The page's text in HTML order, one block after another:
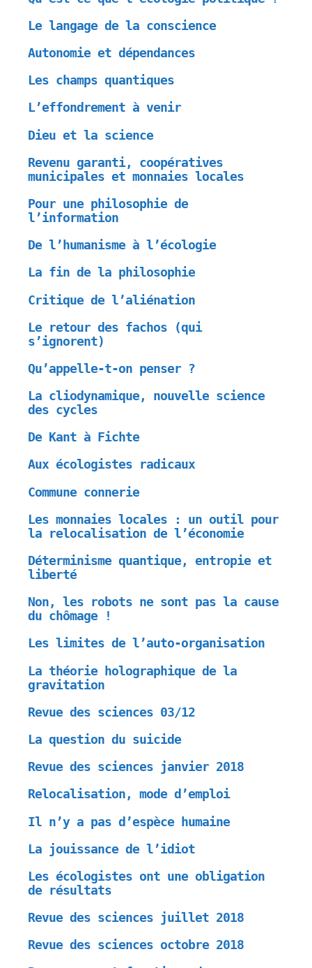
Le langage de la conscience
Autonomie et dépendances
Les champs quantiques
L’effondrement à venir
Dieu et la science
Revenu garanti, coopératives
municipales et monnaies locales
Pour une philosophie de
l’information
De l’humanisme à l’écologie
La fin de la philosophie
Critique de l’aliénation
Le retour des fachos (qui
s’ignorent)
Qu’appelle-t-on penser ?
La cliodynamique, nouvelle science
des cycles
De Kant à Fichte
Aux écologistes radicaux
Commune connerie
Les monnaies locales : un outil pour
la relocalisation de l’économie
Déterminisme quantique, entropie et
liberté
Non, les robots ne sont pas la cause
du chômage !
Les limites de l’auto-organisation
La théorie holographique de la
gravitation
Revue des sciences 03/12
La question du suicide
Revue des sciences janvier 2018
Relocalisation, mode d’emploi
Il n’y a pas d’espèce humaine
La jouissance de l’idiot
Les écologistes ont une obligation
de résultats
Revue des sciences juillet 2018
Revue des sciences octobre 2018